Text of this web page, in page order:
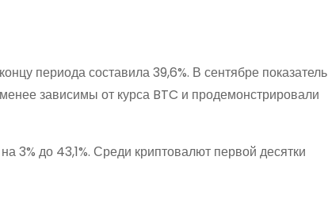
периода составила 39,6%. В сентябре показатель
зависимы от курса BTC и продемонстрировали
3% до 43,1%. Среди криптовалют первой десятки